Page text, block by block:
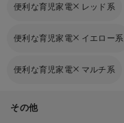
便利な育児家電 レッド系
便利な育児家電 イエロー系
便利な育児家電 マルチ系
その他